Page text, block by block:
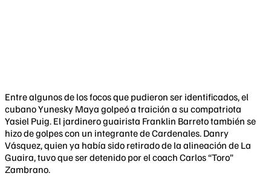
Entre algunos de los focos que pudieron ser identificados, el
cubano Yunesky Maya golpeó a traición a su compatriota
Yasiel Puig. El jardinero guairista Franklin Barreto también se
hizo de golpes con un integrante de Cardenales. Danry
Vásquez, quien ya había sido retirado de la alineación de La
Guaira, tuvo que ser detenido por el coach Carlos “Toro”
Zambrano.